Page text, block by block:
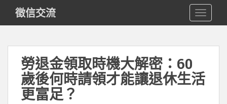
i
徵信交流
勞退金領取時機大解密：60
歲後何時請領才能讓退休生活
更富足？